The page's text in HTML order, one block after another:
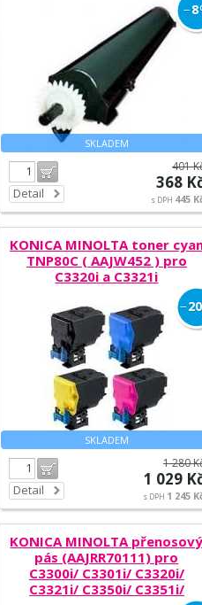
SKLADEM
−8
Detail
401
368
s DPH 445
KONICA MINOLTA toner
TNP80C ( AAJW452 ) pro
C3320i a C3321i
SKLADEM
−20
Detail
1 280
1 029
s DPH 1 245
KONICA MINOLTA
pás (AAJRR70111) pro
C3300i/ C3301i/ C3320i/
C3321i/ C3350i/ C3351i/